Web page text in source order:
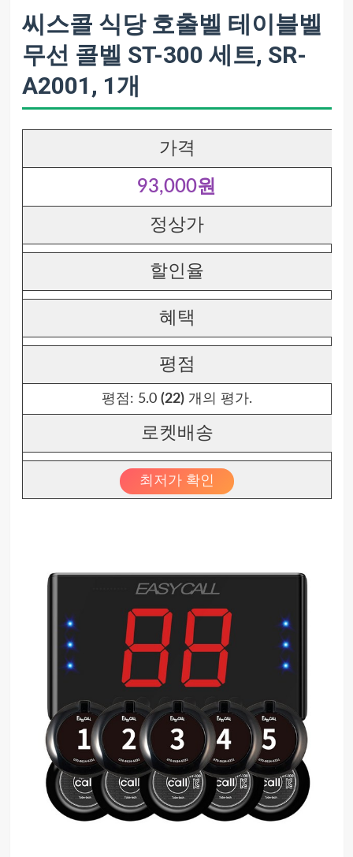
씨스콜 식당 호출벨 테이블벨
무선 콜벨 ST-300 세트, SR-
A2001, 1개
가격
93,000원
정상가
할인율
혜택
평점
평점: 5.0 (22)개의 평가.
로켓배송
최저가 확인